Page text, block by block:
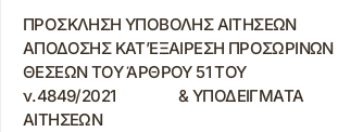
ΠΡΟΣΚΛΗΣΗ ΥΠΟΒΟΛΗΣ ΑΙΤΗΣΕΩΝ
ΑΠΟΔΟΣΗΣ ΚΑΤ’ΕΞΑΙΡΕΣΗ ΠΡΟΣΩΡΙΝΩΝ
ΘΕΣΕΩΝ ΤΟΥ ΆΡΘΡΟΥ 51 ΤΟΥ
ν.4849/2021 & ΥΠΟΔΕΙΓΜΑΤΑ
ΑΙΤΗΣΕΩΝ